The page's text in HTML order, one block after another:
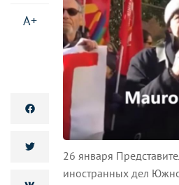
A+
26 января
иностранных дел